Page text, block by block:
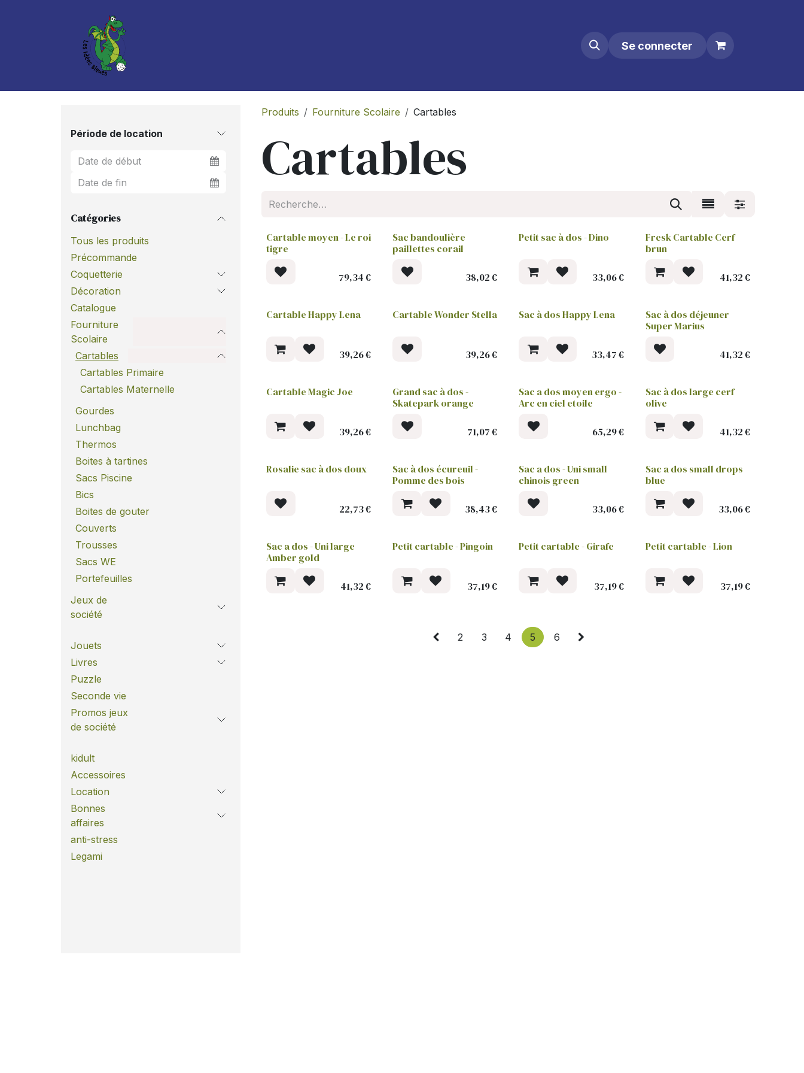
Se connecter
Période de location
Catégories
Tous les produits
Précommande
Coquetterie
Décoration
Catalogue
Fourniture
Scolaire
Cartables
Cartables Primaire
Cartables Maternelle
Gourdes
Lunchbag
Thermos
Boites à tartines
Sacs Piscine
Bics
Boites de gouter
Couverts
Trousses
Sacs WE
Portefeuilles
Jeux de
société
Jouets
Livres
Puzzle
Seconde vie
Promos jeux
de société
kidult
Accessoires
Location
Bonnes
affaires
anti-stress
Legami
Produits Fourniture Scolaire Cartables
Cartables
Cartable moyen - Le roi
tigre
79,34€
Sac bandoulière
paillettes corail
38,02€
Petit sac à dos - Dino
33,06€
Fresk Cartable Cerf
brun
41,32€
Cartable Happy Lena
39,26€
Cartable Wonder Stella
39,26€
Sac à dos Happy Lena
33,47€
Sac à dos déjeuner
Super Marius
41,32€
Cartable Magic Joe
39,26€
Grand sac à dos -
Skatepark orange
71,07€
Sac a dos moyen ergo -
Arc en ciel etoile
65,29€
Sac à dos large cerf
olive
41,32€
Rosalie sac à dos doux
22,73€
Sac à dos écureuil -
Pomme des bois
38,43€
Sac a dos - Uni small
chinois green
33,06€
Sac a dos small drops
blue
33,06€
Sac a dos - Uni large
Amber gold
41,32€
Petit cartable - Pingoin
37,19€
Petit cartable - Girafe
37,19€
Petit cartable - Lion
37,19€
2 3 4 5 6